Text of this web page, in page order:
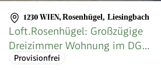
1230 WIEN, Rosenhügel, Liesingbach
Loft.Rosenhügel: Großzügige
Dreizimmer Wohnung im DG
PROVISIONSFREI
Provisionfrei